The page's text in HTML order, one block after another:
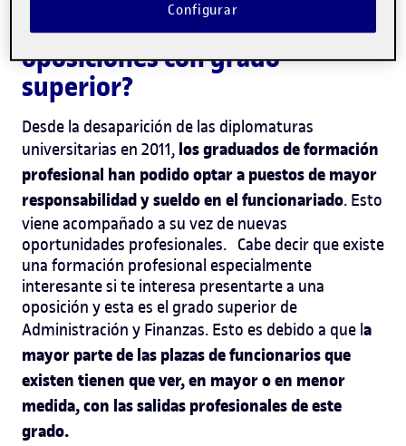
¿Qué me ofrecen las
oposiciones con grado
superior?
Desde la desaparición de las diplomaturas
universitarias en 2011, los graduados de formación
profesional han podido optar a puestos de mayor
responsabilidad y sueldo en el funcionariado. Esto
viene acompañado a su vez de nuevas
oportunidades profesionales. Cabe decir que existe
una formación profesional especialmente
interesante si te interesa presentarte a una
oposición y esta es el grado superior de
Administración y Finanzas. Esto es debido a que la
mayor parte de las plazas de funcionarios que
existen tienen que ver, en mayor o en menor
medida, con las salidas profesionales de este
grado.
Configurar